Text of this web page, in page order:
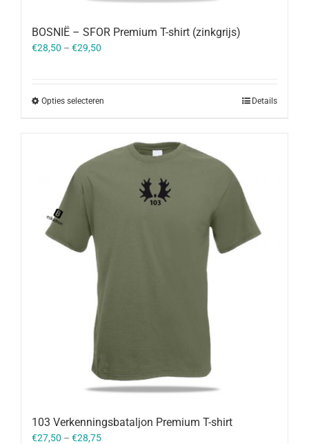
BOSNIË – SFOR Premium T-shirt (zinkgrijs)
€28,50 – €29,50
Opties selecteren Details
103 Verkenningsbataljon Premium T-shirt
€27,50 – €28,75